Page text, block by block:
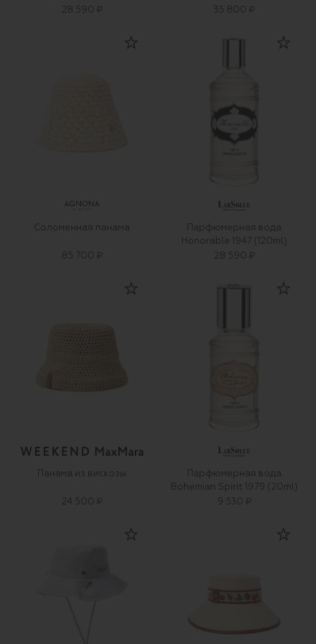
28 590 ₽
35 800 ₽
Соломенная панама
85 700 ₽
Парфюмерная вода
Honorable 1947 (120ml)
28 590 ₽
Панама из вискозы
24 500 ₽
Парфюмерная вода
Bohemian Spirit 1979 (20ml)
9 530 ₽